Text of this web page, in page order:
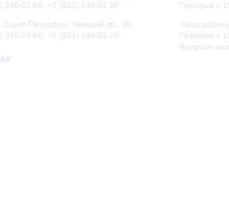
240-01-00, +7 (812) 240-01-80
Санкт-Петербург, Невский пр., 30
240-01-00, +7 (812) 240-01-70
Перерыв с
Часы
Перерыв с
Вопросы